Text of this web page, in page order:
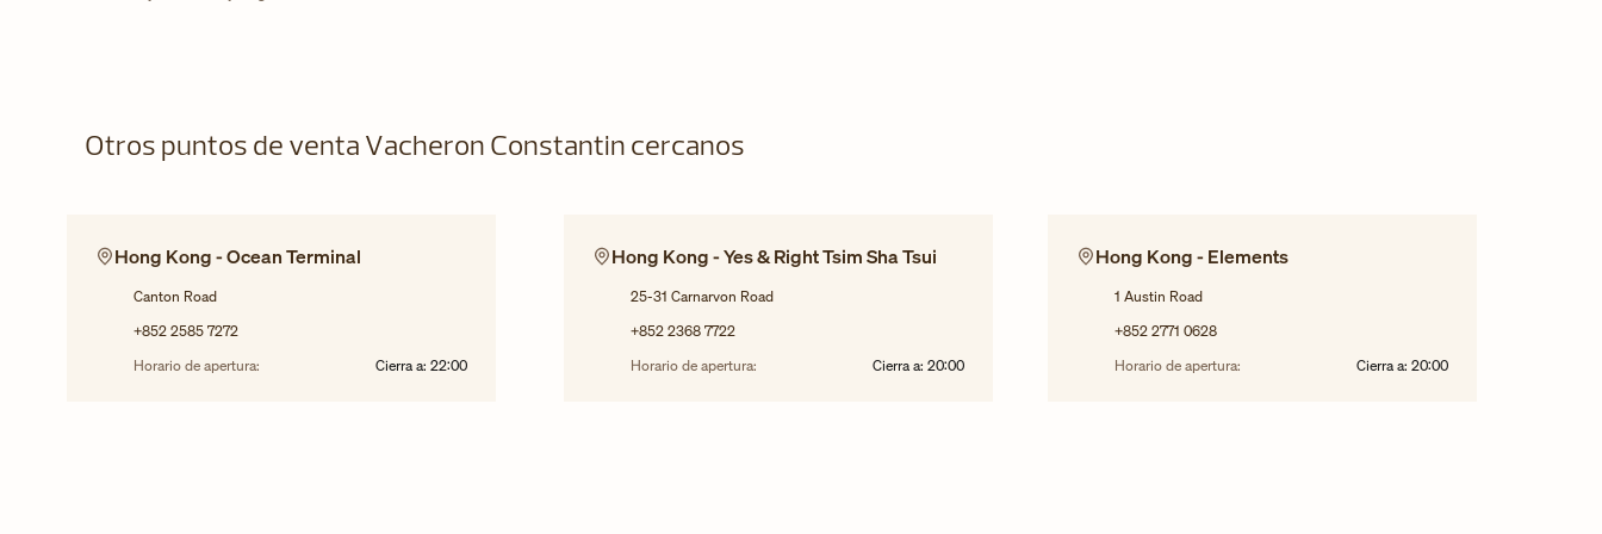
Otros puntos de venta Vacheron Constantin cercanos
Hong Kong - Ocean Terminal
Canton Road
+852 2585 7272
Horario de apertura:
Cierra a: 22:00
Hong Kong - Yes & Right Tsim Sha Tsui
25-31 Carnarvon Road
+852 2368 7722
Horario de apertura:
Cierra a: 20:00
Hong Kong - Elements
1 Austin Road
+852 2771 0628
Horario de apertura:
Cierra a:20:00